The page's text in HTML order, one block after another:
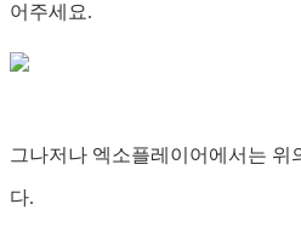
어주세요.
그나저나 엑소플레이어에서는 위
다.